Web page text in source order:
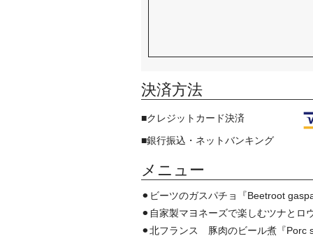
決済方法
■クレジットカード決済
■銀行振込・ネットバンキング
メニュー
⚫︎ビーツのガスパチョ『Beetroot
⚫︎自家製マヨネーズで楽しむツナと
⚫︎北フランス 豚肉のビール煮『Porc